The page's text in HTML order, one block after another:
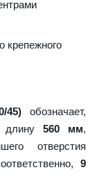
крепежного
45) обозначает,
длину 560 мм,
отверстия
9